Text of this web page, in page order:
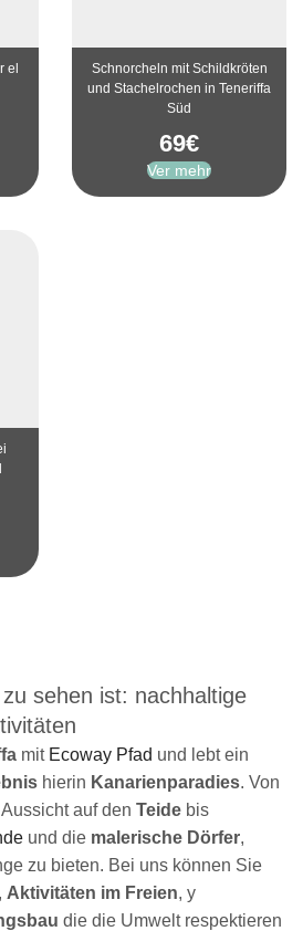
el
Schnorcheln mit Schildkröten
und Stachelrochen in Teneriffa
Süd
69€
Ver mehr
sehen ist: nachhaltige
mit Ecoway Pfad und lebt ein
hierin Kanarienparadies. Von
auf den Teide bis
und die malerische Dörfer,
zu bieten. Bei uns können Sie
, Aktivitäten im Freien, y
die die Umwelt respektieren